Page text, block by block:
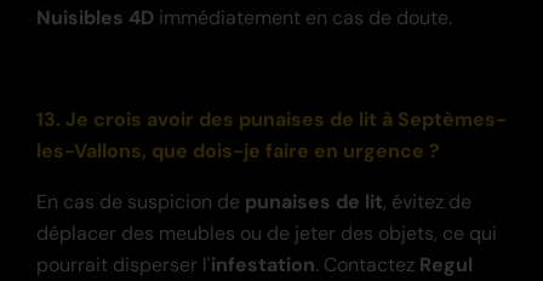
Nuisibles 4D immédiatement en cas de doute.
13. Je crois avoir des punaises de lit à Septèmes-
les-Vallons, que dois-je faire en urgence ?
En cas de suspicion de punaises de lit, évitez de
déplacer des meubles ou de jeter des objets, ce qui
pourrait disperser l'infestation. Contactez Regul